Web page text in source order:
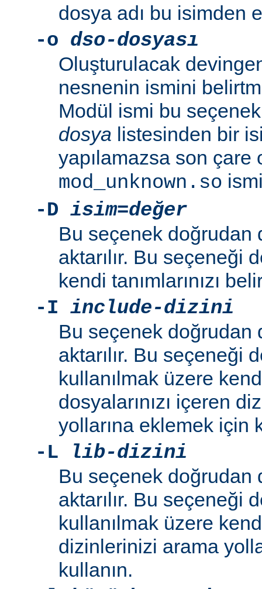
dosya adı bu isimden
-o dso-dosyası
Oluşturulacak
nesnenin ismini
Modül ismi bu
dosya listesinden bir
yapılamazsa son çare
mod_unknown.so
-D isim=değer
Bu seçenek doğrudan
aktarılır. Bu seçeneği
kendi tanımlarınızı
-I include-dizini
Bu seçenek doğrudan
aktarılır. Bu seçeneği
kullanılmak üzere
dosyalarınızı içeren
yollarına eklemek için
-L
lib-dizini
Bu seçenek doğrudan
aktarılır. Bu seçeneği
kullanılmak üzere
dizinlerinizi arama
kullanın.